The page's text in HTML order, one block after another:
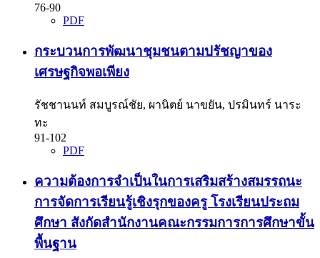
76-90
PDF
กระบวนการพัฒนาชุมชนตามปรัชญาของ
เศรษฐกิจพอเพียง
รัชชานนท์ สมบูรณ์ชัย, ผานิตย์ นาขยัน, ปรมินทร์ นาระ
ทะ
91-102
PDF
ความต้องการจำเป็นในการเสริมสร้างสมรรถนะ
การจัดการเรียนรู้เชิงรุกของครู โรงเรียนประถม
ศึกษา สังกัดสำนักงานคณะกรรมการการศึกษาขั้น
พื้นฐาน